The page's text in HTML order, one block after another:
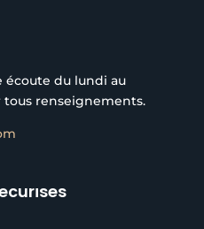
écoute du lundi au
tous renseignements.